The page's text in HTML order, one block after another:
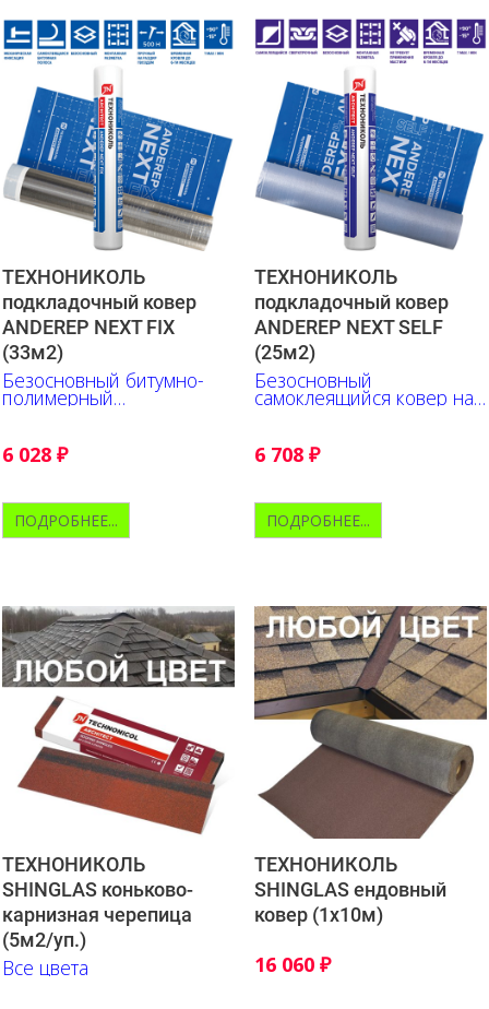
ТЕХНОНИКОЛЬ
подкладочный ковер
ANDEREP NEXT FIX
(33м2)
Безосновный битумно-
полимерный
подкладочный ковер
6 028 ₽
ПОДРОБНЕЕ...
ТЕХНОНИКОЛЬ
подкладочный ковер
ANDEREP NEXT SELF
(25м2)
Безосновный
самоклеящийся ковер на
основе битумно-
6 708 ₽
ПОДРОБНЕЕ...
ТЕХНОНИКОЛЬ
SHINGLAS коньково-
карнизная черепица
(5м2/уп.)
Все цвета
ТЕХНОНИКОЛЬ
SHINGLAS ендовный
ковер (1х10м)
16 060 ₽